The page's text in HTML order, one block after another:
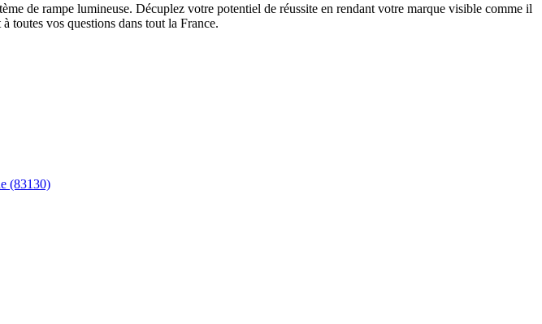
de rampe lumineuse. Décuplez votre potentiel de réussite en rendant votre marque visible comme il
toutes vos questions dans tout la France.
(83130)